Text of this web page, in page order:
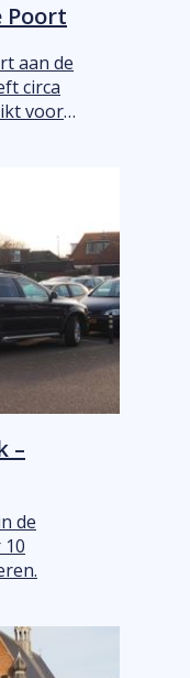
Poort
aan de
circa
voor
–
de